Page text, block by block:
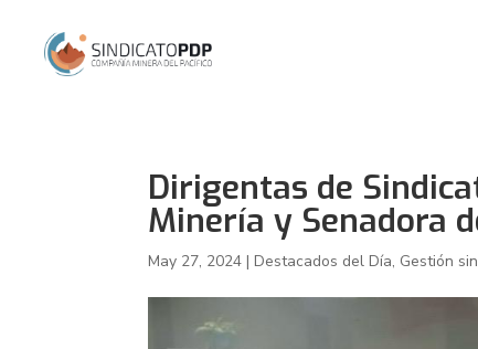
Dirigentas de
Minería y Senadora
May 27, 2024 |Destacados del Día, Gestión